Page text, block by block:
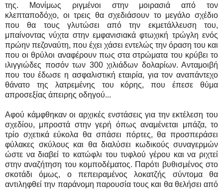
της. Μονίμως ριγμένοι στην μοιρασιά από τον
κλεπταποδόχο, οι τρεις θα σχεδιάσουν το μεγάλο σχέδιο
που θα τους γλυτώσει από την εκμετάλλευση του,
μπαίνοντας νύχτα στην εμφανισιακά φτωχική τρώγλη ενός
πρώην πεζοναύτη, που έχει χάσει εντελώς την όραση του και
που οι θρύλοι αναφέρουν πως στα στρώματα του κρύβει το
ιλιγγιώδες ποσόν των 300 χιλιάδων δολαρίων. Ανταμοιβή
που του έδωσε η ασφαλιστική εταιρία, για τον αναπάντεχο
θάνατο της λατρεμένης του κόρης, που έπεσε θύμα
απροσεξίας άπειρης οδηγού...
Αφού κάμφθηκαν οι αρχικές ενστάσεις για την εκτέλεση του
σχεδίου, μπροστά στην γερή όπως αναμένεται μπάζα, το
τρίο σχετικά εύκολα θα σπάσει πόρτες, θα προσπεράσει
φύλακες σκύλους και θα διαλύσει κωδικούς συναγερμών
ώστε να διαβεί το κατώφλι του τυφλού γέρου και να ριχτεί
στην αναζήτηση του κομποδέματος. Παρότι βυθισμένος στο
σκοτάδι όμως, ο πεπειραμένος λοκατζής σύντομα θα
αντιληφθεί την παράνομη παρουσία τους και θα θελήσει από